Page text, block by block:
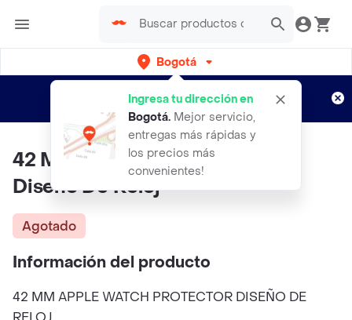
Bogotá
Ingresa tu dirección en
Bogotá. Mejor servicio,
entregas más rápidas y
los precios más
convenientes!
envíos gratis por semanas
Aplican TyC
42 Mm Apple Watch Protector
Diseño De Reloj
Agotado
Información del producto
42 MM APPLE WATCH PROTECTOR DISEÑO DE